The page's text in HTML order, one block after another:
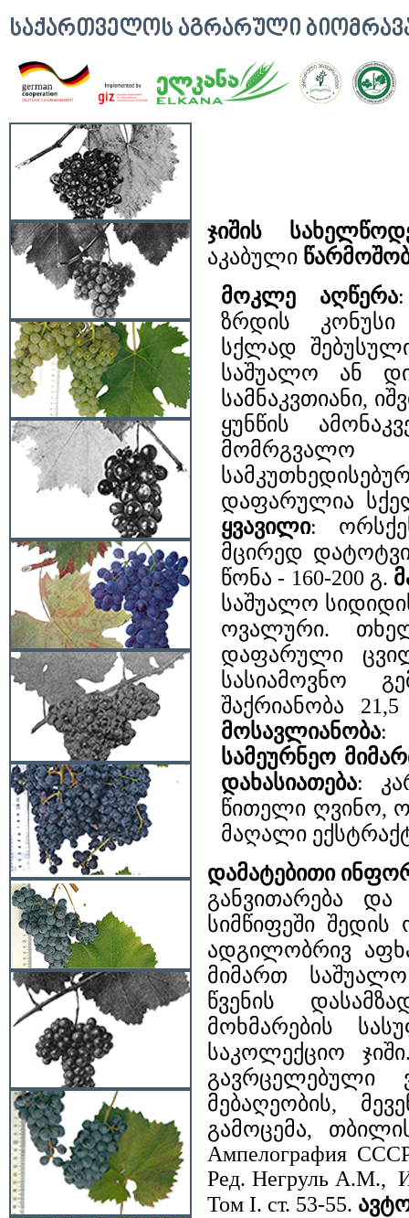
ᲡᲐᲥᲐᲠᲗᲕᲔᲚᲝᲡ ᲐᲒᲠᲐᲠᲣᲚᲘ
ჯიშის
აკაბული
მოკლე აღწერა
ზრდის კონუსი
სქლად
საშუალო ან
სამნაკვთიანი,
ყუნწის
დაფარულია
ყვავილი:
მცირედ
წონა - 160-200 გ.
საშუალო
ოვალური.
დაფარული
სასიამოვნო
შაქრიანობა
მოსავლიანობა:
სამეურნეო
დახასიათება:
წითელი ღვინო,
მაღალი
დამატებითი
განვითარება
სიმწიფეში
ადგილობრივ
მიმართ
წვენის
მოხმარების
საკოლექციო
გავრცელებული
მებაღეობის,
გამოცემა,
Ампелография
Ред. Негруль А.М.,
Том I. ст. 53-55.